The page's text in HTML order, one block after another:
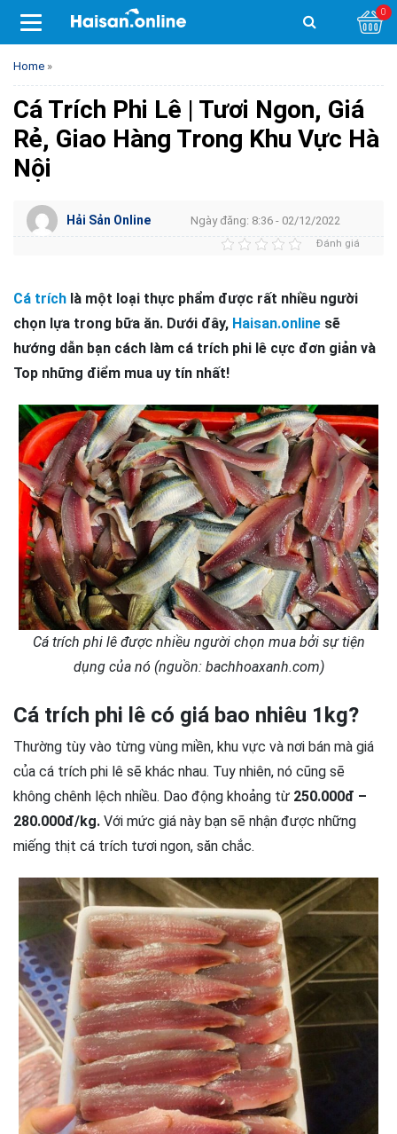
0
Home »
Cá Trích Phi Lê | Tươi Ngon, Giá
Rẻ, Giao Hàng Trong Khu Vực Hà
Nội
Hải Sản Online Ngày đăng: 8:36 - 02/12/2022
Đánh giá
Cá trích là một loại thực phẩm được rất nhiều người
chọn lựa trong bữa ăn. Dưới đây, Haisan.online sẽ
hướng dẫn bạn cách làm cá trích phi lê cực đơn giản và
Top những điểm mua uy tín nhất!
Cá trích phi lê được nhiều người chọn mua bởi sự tiện
dụng của nó (nguồn: bachhoaxanh.com)
Cá trích phi lê có giá bao nhiêu 1kg?
Thường tùy vào từng vùng miền, khu vực và nơi bán mà giá
của cá trích phi lê sẽ khác nhau. Tuy nhiên, nó cũng sẽ
không chênh lệch nhiều. Dao động khoảng từ 250.000đ –
280.000đ/kg. Với mức giá này bạn sẽ nhận được những
miếng thịt cá trích tươi ngon, săn chắc.